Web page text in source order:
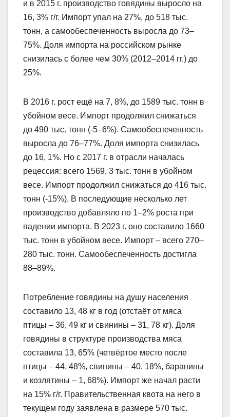
и в 2015 г. производство говядины выросло на
16, 3% г/г. Импорт упал на 27%, до 518 тыс.
тонн, а самообеспеченность выросла до 73–
75%. Доля импорта на российском рынке
снизилась с более чем 30% (2012–2014 гг.) до
25%.
В 2016 г. рост ещё на 7, 8%, до 1589 тыс. тонн в
убойном весе. Импорт продолжил снижаться
до 490 тыс. тонн (-5–6%). Самообеспеченность
выросла до 76–77%. Доля импорта снизилась
до 16, 1%. Но с 2017 г. в отрасли началась
рецессия: всего 1569, 3 тыс. тонн в убойном
весе. Импорт продолжил снижаться до 416 тыс.
тонн (-15%). В последующие несколько лет
производство добавляло по 1–2% роста при
падении импорта. В 2023 г. оно составило 1660
тыс. тонн в убойном весе. Импорт – всего 270–
280 тыс. тонн. Самообеспеченность достигла
88–89%.
Потребление говядины на душу населения
составило 13, 48 кг в год (отстаёт от мяса
птицы – 36, 49 кг и свинины – 31, 78 кг). Доля
говядины в структуре производства мяса
составила 13, 65% (четвёртое место после
птицы – 44, 48%, свинины – 40, 18%, баранины
и козлятины – 1, 68%). Импорт же начал расти
на 15% г/г. Правительственная квота на него в
текущем году заявлена в размере 570 тыс.